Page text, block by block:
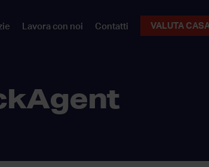
Lavora con noi Contatti VALUTA